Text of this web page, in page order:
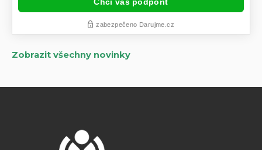
Zobrazit všechny novinky